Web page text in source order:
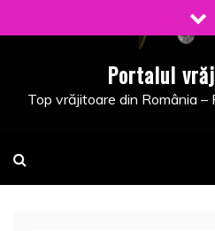
to
Portalul
Top vrăjitoare din România